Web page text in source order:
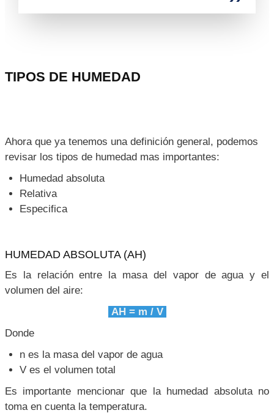
TIPOS DE HUMEDAD
Ahora que ya tenemos una definición general, podemos
revisar los tipos de humedad mas importantes:
Humedad absoluta
Relativa
Especifica
HUMEDAD ABSOLUTA (AH)
Es la relación entre la masa del vapor de agua y el
volumen del aire:
AH = m / V
Donde
n es la masa del vapor de agua
V es el volumen total
Es importante mencionar que la humedad absoluta no
toma en cuenta la temperatura.